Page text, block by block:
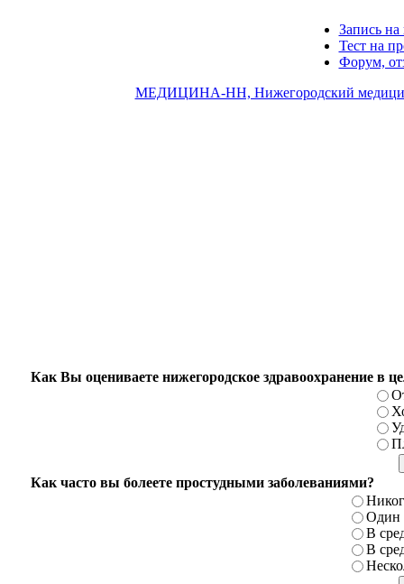
Запись на
Тест на
Форум,
МЕДИЦИНА-НН, Нижегородский
Как Вы оцениваете нижегородское здравоохранение в
Как часто вы болеете простудными заболеваниями?
Один
В
В